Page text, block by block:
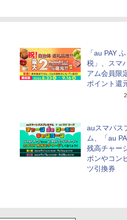
「au PAY
税」、スマ
アム会員限
ポイント還
auスマパス
ム、「au
残高チャー
ポンやコン
ツ引換券